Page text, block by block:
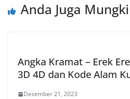
Anda Juga
Angka Kramat – Erek
3D 4D dan Kode Alam
Desember 21, 2023